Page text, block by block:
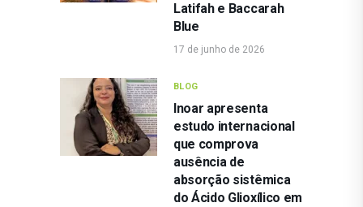
Latifah e Baccarah
Blue
17 de junho de 2026
BLOG
Inoar apresenta
estudo internacional
que comprova
ausência de
absorção sistêmica
do Ácido Glioxílico em